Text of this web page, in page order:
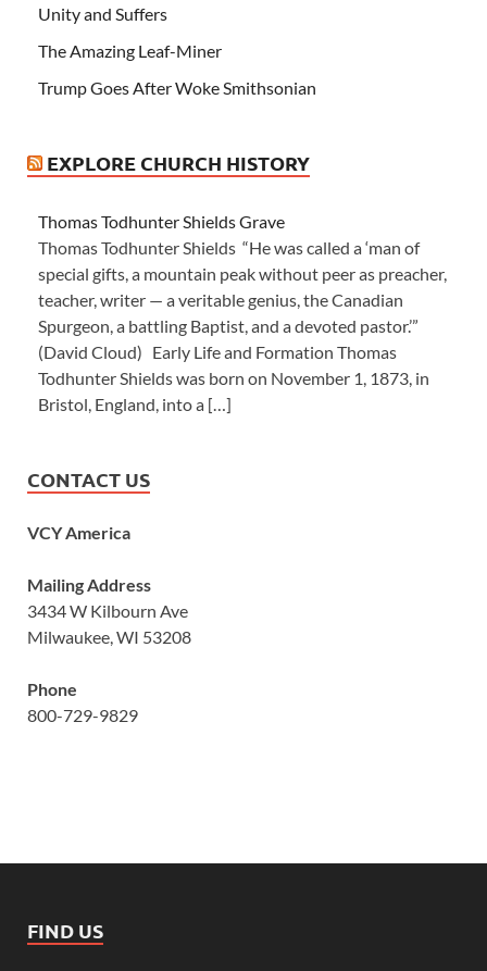
Unity and Suffers
The Amazing Leaf-Miner
Trump Goes After Woke Smithsonian
EXPLORE CHURCH HISTORY
Thomas Todhunter Shields Grave
Thomas Todhunter Shields “He was called a ‘man of
special gifts, a mountain peak without peer as preacher,
teacher, writer — a veritable genius, the Canadian
Spurgeon, a battling Baptist, and a devoted pastor.’”
(David Cloud) Early Life and Formation Thomas
Todhunter Shields was born on November 1, 1873, in
Bristol, England, into a […]
CONTACT US
VCY America
Mailing Address
3434 W Kilbourn Ave
Milwaukee, WI 53208
Phone
800-729-9829
FIND US